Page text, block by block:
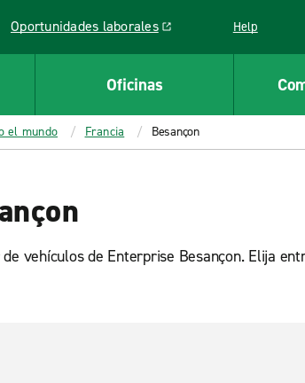
Oportunidades laborales
Link opens in a new window Help
Oficinas
el mundo Francia Besançon
vehículos de Enterprise Besançon. Elija